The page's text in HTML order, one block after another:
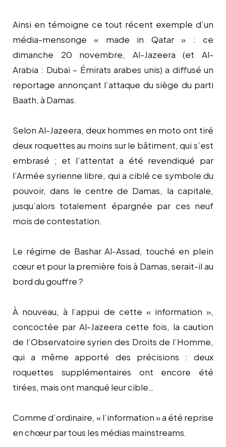
Ainsi en témoigne ce tout récent exemple d’un
média-mensonge « made in Qatar » : ce
dimanche 20 novembre, Al-Jazeera (et Al-
Arabia : Dubaï – Émirats arabes unis) a diffusé un
reportage annonçant l’attaque du siège du parti
Baath, à Damas.
Selon Al-Jazeera, deux hommes en moto ont tiré
deux roquettes au moins sur le bâtiment, qui s’est
embrasé ; et l’attentat a été revendiqué par
l’Armée syrienne libre, qui a ciblé ce symbole du
pouvoir, dans le centre de Damas, la capitale,
jusqu’alors totalement épargnée par ces neuf
mois de contestation.
Le régime de Bashar Al-Assad, touché en plein
cœur et pour la première fois à Damas, serait-il au
bord du gouffre ?
À nouveau, à l’appui de cette « information »,
concoctée par Al-Jazeera cette fois, la caution
de l’Observatoire syrien des Droits de l’Homme,
qui a même apporté des précisions : deux
roquettes supplémentaires ont encore été
tirées, mais ont manqué leur cible…
Comme d’ordinaire, « l’information » a été reprise
en chœur par tous les médias mainstreams.